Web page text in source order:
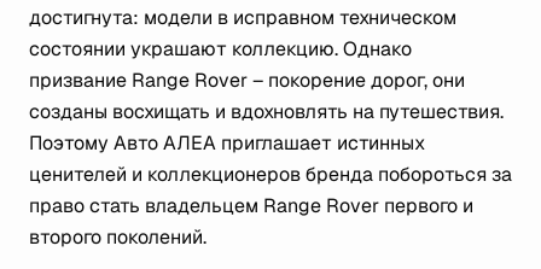
достигнута: модели в исправном техническом
состоянии украшают коллекцию. Однако
призвание Range Rover – покорение дорог, они
созданы восхищать и вдохновлять на путешествия.
Поэтому Авто АЛЕА приглашает истинных
ценителей и коллекционеров бренда побороться за
право стать владельцем Range Rover первого и
второго поколений.